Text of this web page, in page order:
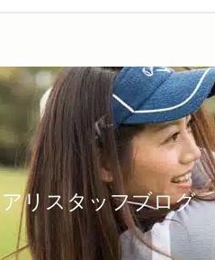
リスタッフブログ